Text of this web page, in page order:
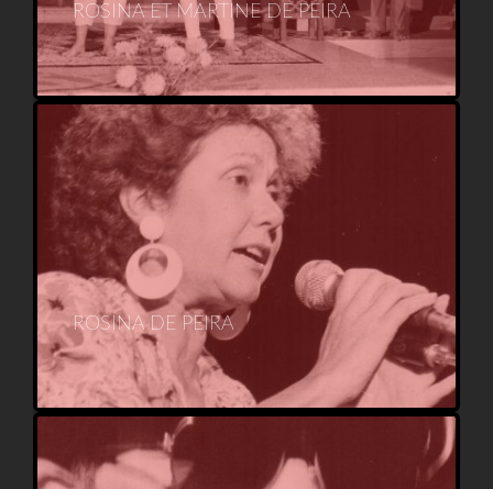
ROSINA ET MARTINE DE PEIRA
ROSINA DE PEIRA